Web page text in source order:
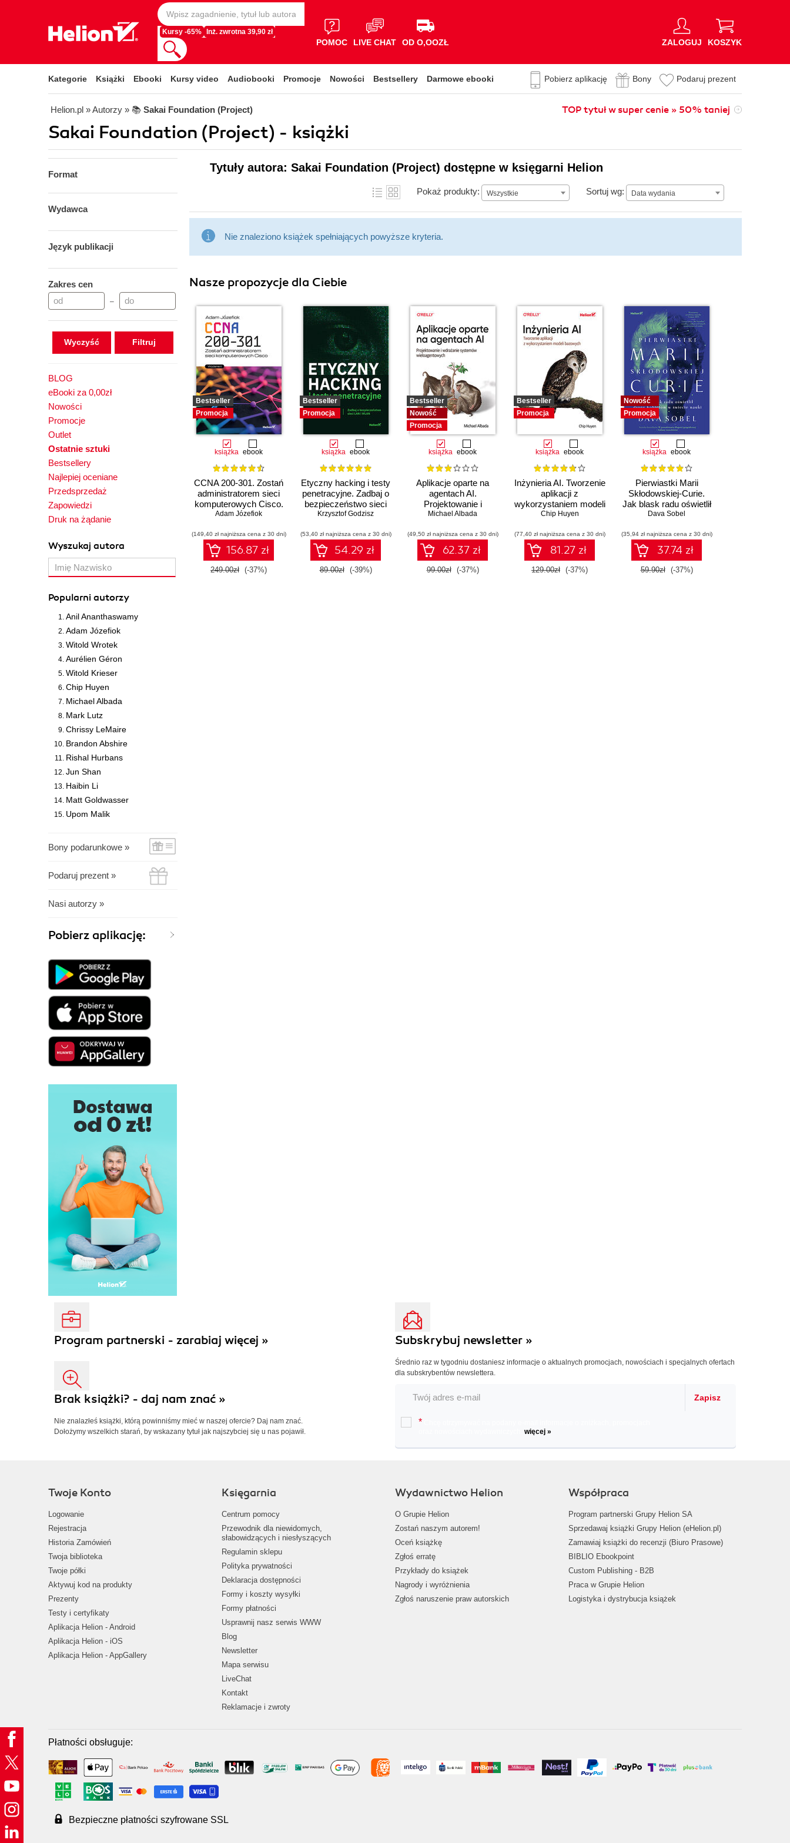
Kursy -65% Inż. zwrotna 39,90 zł
POMOC LIVE CHAT OD O,OOZŁ ZALOGUJ KOSZYK
Kategorie Książki Ebooki Kursy video Audiobooki Promocje Nowości Bestsellery Darmowe ebooki Pobierz aplikację Bony Podaruj prezent
Helion.pl » Autorzy » 📚 Sakai Foundation (Project) TOP tytuł w super cenie » 50% taniej
Sakai Foundation (Project) - książki
Format
Wydawca
Język publikacji
Zakres cen
–
Wyczyść
BLOG
eBooki za 0,00zł
Nowości
Promocje
Outlet
Ostatnie sztuki
Bestsellery
Najlepiej oceniane
Przedsprzedaż
Zapowiedzi
Druk na żądanie
Wyszukaj autora
Popularni autorzy
Anil Ananthaswamy
Adam Józefiok
Witold Wrotek
Aurélien Géron
Witold Krieser
Chip Huyen
Michael Albada
Mark Lutz
Chrissy LeMaire
Brandon Abshire
Rishal Hurbans
Jun Shan
Haibin Li
Matt Goldwasser
Upom Malik
Bony podarunkowe »
Podaruj prezent »
Nasi autorzy »
Pobierz aplikację:
Tytuły autora: Sakai Foundation (Project) dostępne w księgarni Helion
Pokaż produkty: Wszystkie Sortuj wg: Data wydania
Data wydania
Nie znaleziono książek spełniających powyższe kryteria.
Nasze propozycje dla Ciebie
Bestseller
Promocja
książka ebook
CCNA 200-301. Zostań
administratorem sieci
komputerowych Cisco.
Wydanie II
Adam Józefiok
(149,40 zł najniższa cena z 30 dni)
156.87 zł
249.00zł (-37%)
Bestseller
Promocja
książka ebook
Etyczny hacking i testy
penetracyjne. Zadbaj o
bezpieczeństwo sieci
LAN i WLAN
Krzysztof Godzisz
(53,40 zł najniższa cena z 30 dni)
54.29 zł
89.00zł (-39%)
Bestseller
Nowość
Promocja
książka ebook
Aplikacje oparte na
agentach AI.
Projektowanie i
wdrażanie systemów
Michael Albada
(49,50 zł najniższa cena z 30 dni)
62.37 zł
99.00zł (-37%)
Bestseller
Promocja
książka ebook
Inżynieria AI. Tworzenie
aplikacji z
wykorzystaniem modeli
bazowych
Chip Huyen
(77,40 zł najniższa cena z 30 dni)
81.27 zł
129.00zł (-37%)
Nowość
Promocja
książka ebook
Pierwiastki Marii
Skłodowskiej-Curie.
Jak blask radu oświetlił
drogę kobietom w
Dava Sobel
(35,94 zł najniższa cena z 30 dni)
37.74 zł
59.90zł (-37%)
Program partnerski - zarabiaj więcej »
Brak książki? - daj nam znać »
Nie znalazłeś książki, którą powinniśmy mieć w naszej ofercie? Daj nam znać.
Dołożymy wszelkich starań, by wskazany tytuł jak najszybciej się u nas pojawił.
Subskrybuj newsletter »
Średnio raz w tygodniu dostaniesz informacje o aktualnych promocjach, nowościach i specjalnych ofertach
dla subskrybentów newslettera.
Zapisz
*
więcej »
Twoje Konto
Logowanie
Rejestracja
Historia Zamówień
Twoja biblioteka
Twoje półki
Aktywuj kod na produkty
Prezenty
Testy i certyfikaty
Aplikacja Helion - Android
Aplikacja Helion - iOS
Aplikacja Helion - AppGallery
Księgarnia
Centrum pomocy
Przewodnik dla niewidomych,
słabowidzących i niesłyszących
Regulamin sklepu
Polityka prywatności
Deklaracja dostępności
Formy i koszty wysyłki
Formy płatności
Usprawnij nasz serwis WWW
Blog
Newsletter
Mapa serwisu
LiveChat
Kontakt
Reklamacje i zwroty
Wydawnictwo Helion
O Grupie Helion
Zostań naszym autorem!
Oceń książkę
Zgłoś erratę
Przykłady do książek
Nagrody i wyróżnienia
Zgłoś naruszenie praw autorskich
Współpraca
Program partnerski Grupy Helion SA
Sprzedawaj książki Grupy Helion (eHelion.pl)
Zamawiaj książki do recenzji (Biuro Prasowe)
BIBLIO Ebookpoint
Custom Publishing - B2B
Praca w Grupie Helion
Logistyka i dystrybucja książek
Płatności obsługuje:
Bezpieczne płatności szyfrowane SSL